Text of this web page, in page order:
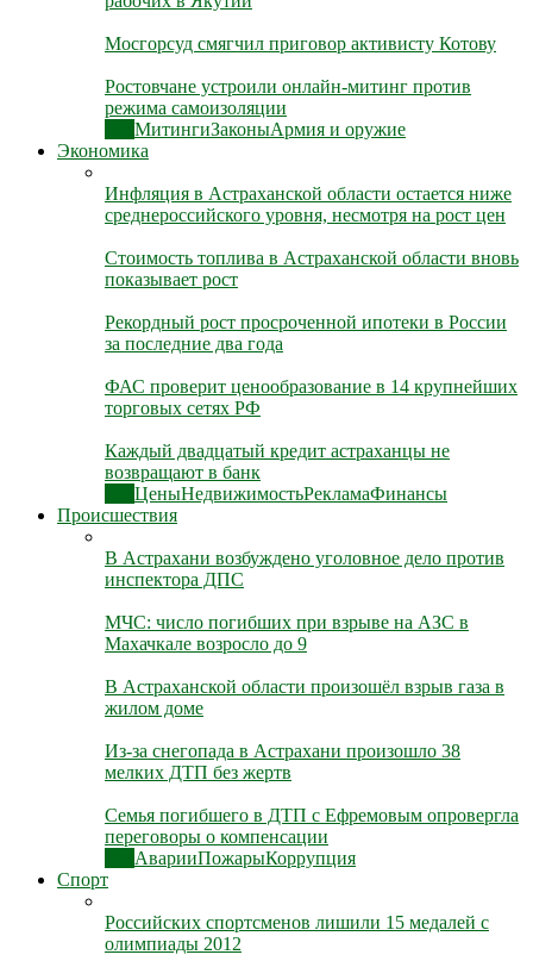
Мосгорсуд смягчил приговор активисту Котову
Ростовчане устроили онлайн-митинг против
режима самоизоляции
МитингиЗаконыАрмия и оружие
Экономика
Инфляция в Астраханской области остается ниже
среднероссийского уровня, несмотря на рост цен
Стоимость топлива в Астраханской области вновь
показывает рост
Рекордный рост просроченной ипотеки в России
за последние два года
ФАС проверит ценообразование в 14 крупнейших
торговых сетях РФ
Каждый двадцатый кредит астраханцы не
возвращают в банк
ЦеныНедвижимостьРекламаФинансы
Происшествия
В Астрахани возбуждено уголовное дело против
инспектора ДПС
МЧС: число погибших при взрыве на АЗС в
Махачкале возросло до 9
В Астраханской области произошёл взрыв газа в
жилом доме
Из-за снегопада в Астрахани произошло 38
мелких ДТП без жертв
Семья погибшего в ДТП с Ефремовым опровергла
переговоры о компенсации
АварииПожарыКоррупция
Спорт
Российских спортсменов лишили 15 медалей с
олимпиады 2012